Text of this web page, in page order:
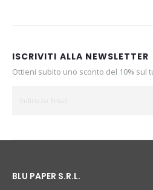
ISCRIVITI ALLA NEWSLETTER
Ottieni subito uno sconto del 10% sul
BLU PAPER S.R.L.